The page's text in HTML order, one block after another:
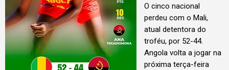
O cinco nacional
perdeu com o Mali,
atual detentora do
troféu, por 52-44.
Angola volta a jogar na
próxima terça-feira